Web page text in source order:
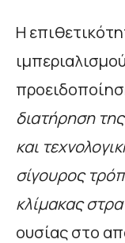
Η
διατήρηση
και
σίγουρος
κλίμακας
ουσίας στο